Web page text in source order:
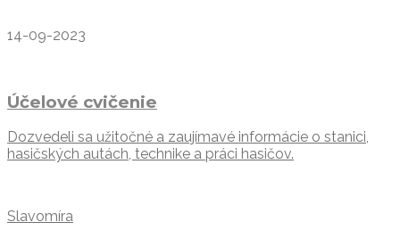
14-09-2023
Účelové cvičenie
Dozvedeli sa užitočné a zaujímavé informácie o stanici,
hasičských autách, technike a práci hasičov.
Slavomíra